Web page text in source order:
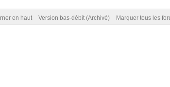
en haut Version bas-débit (Archivé) Marquer tous les